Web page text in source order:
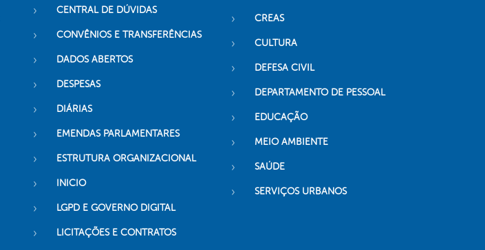
CENTRAL DE DÚVIDAS
CONVÊNIOS E TRANSFERÊNCIAS
DADOS ABERTOS
DESPESAS
DIÁRIAS
EMENDAS PARLAMENTARES
ESTRUTURA ORGANIZACIONAL
INICIO
LGPD E GOVERNO DIGITAL
LICITAÇÕES E CONTRATOS
CREAS
CULTURA
DEFESA CIVIL
DEPARTAMENTO DE PESSOAL
EDUCAÇÃO
MEIO AMBIENTE
SAÚDE
SERVIÇOS URBANOS